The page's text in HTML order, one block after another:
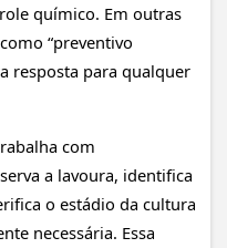
químico. Em outras
“preventivo
resposta para qualquer
com
a lavoura, identifica
o estádio da cultura
necessária. Essa